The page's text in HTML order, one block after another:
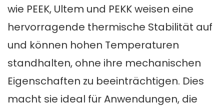
wie PEEK, Ultem und PEKK weisen eine
hervorragende thermische Stabilität auf
und können hohen Temperaturen
standhalten, ohne ihre mechanischen
Eigenschaften zu beeinträchtigen. Dies
macht sie ideal für Anwendungen, die